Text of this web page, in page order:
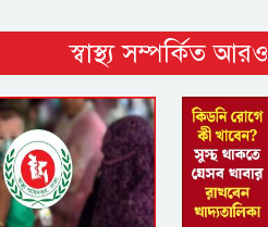
স্বাস্থ্য সম্পর্কিত আরও